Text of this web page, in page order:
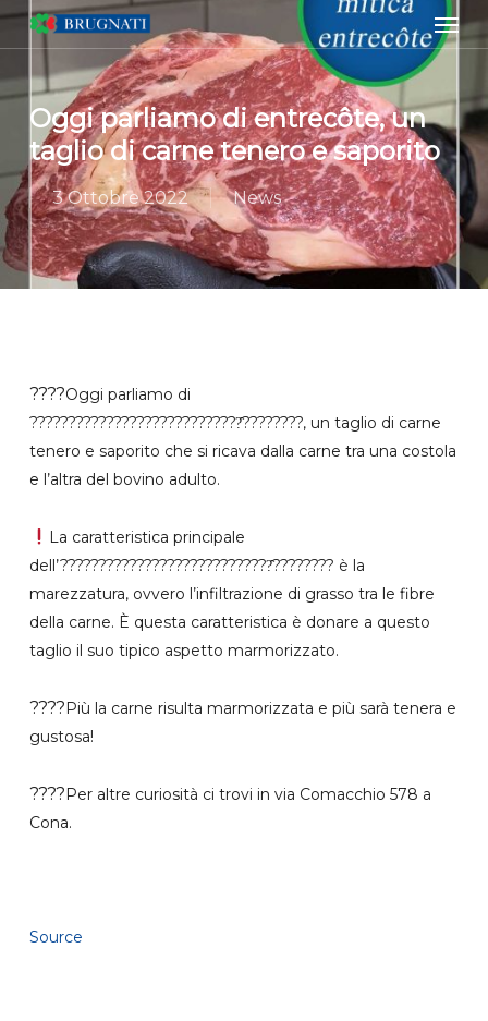
Skip
content
Oggi parliamo di entrecôte, un
taglio di carne tenero e saporito
3 Ottobre 2022 News
????Oggi parliamo di
????????????????????????????̂????????, un taglio di carne
tenero e saporito che si ricava dalla carne tra una costola
e l’altra del bovino adulto.
La caratteristica principale
dell’????????????????????????????̂???????? è la
marezzatura, ovvero l’infiltrazione di grasso tra le fibre
della carne. È questa caratteristica è donare a questo
taglio il suo tipico aspetto marmorizzato.
????Più la carne risulta marmorizzata e più sarà tenera e
gustosa!
????Per altre curiosità ci trovi in via Comacchio 578 a
Cona.
Source